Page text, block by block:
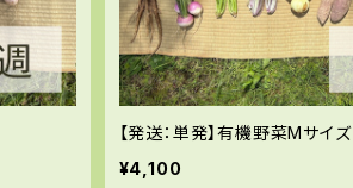
【発送：単発】有機野菜Mサイズ
¥4,100